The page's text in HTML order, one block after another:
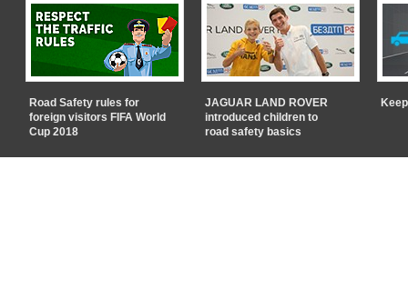
Road Safety rules for
foreign visitors FIFA World
Cup 2018
JAGUAR LAND ROVER
introduced children to
road safety basics